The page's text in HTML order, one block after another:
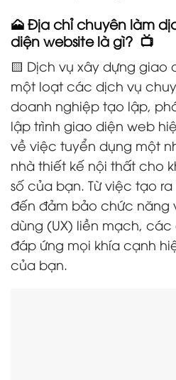
🗻 Địa chỉ chuyên làm
diện website là gì? 📺
🟨 Dịch vụ xây dựng
một loạt các dịch vụ
doanh nghiệp tạo lập,
lập trình giao diện web
về việc tuyển dụng một
nhà thiết kế nội thất cho
số của bạn. Từ việc tạo
đến đảm bảo chức năng
dùng (UX) liền mạch,
đáp ứng mọi khía cạnh
của bạn.